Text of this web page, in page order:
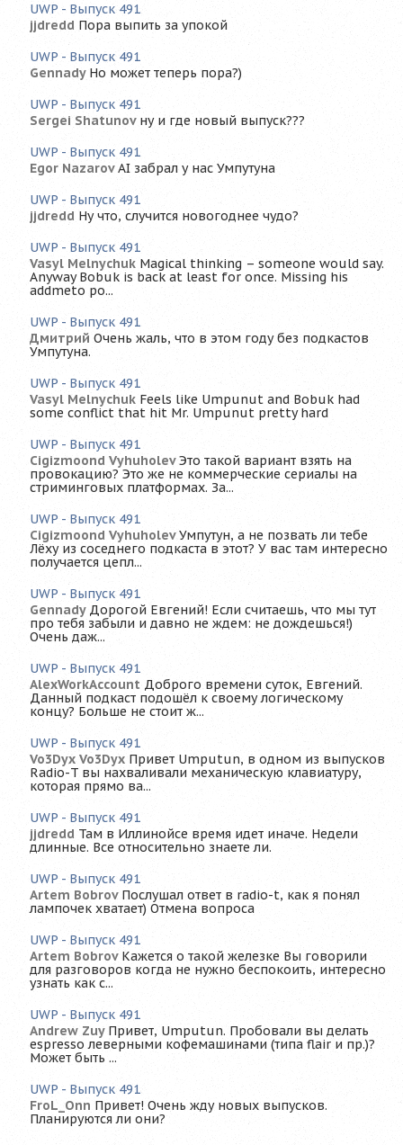
UWP - Выпуск 491
jjdredd Пора выпить за упокой
UWP - Выпуск 491
Gennady Но может теперь пора?)
UWP - Выпуск 491
Sergei Shatunov ну и где новый выпуск???
UWP - Выпуск 491
Egor Nazarov AI забрал у нас Умпутуна
UWP - Выпуск 491
jjdredd Ну что, случится новогоднее чудо?
UWP - Выпуск 491
Vasyl Melnychuk Magical thinking – someone would say.
Anyway Bobuk is back at least for once. Missing his
addmeto po...
UWP - Выпуск 491
Дмитрий Очень жаль, что в этом году без подкастов
Умпутуна.
UWP - Выпуск 491
Vasyl Melnychuk Feels like Umpunut and Bobuk had
some conflict that hit Mr. Umpunut pretty hard
UWP - Выпуск 491
Cigizmoond Vyhuholev Это такой вариант взять на
провокацию? Это же не коммерческие сериалы на
стриминговых платформах. За...
UWP - Выпуск 491
Cigizmoond Vyhuholev Умпутун, а не позвать ли тебе
Лёху из соседнего подкаста в этот? У вас там интересно
получается цепл...
UWP - Выпуск 491
Gennady Дорогой Евгений! Если считаешь, что мы тут
про тебя забыли и давно не ждем: не дождешься!)
Очень даж...
UWP - Выпуск 491
AlexWorkAccount Доброго времени суток, Евгений.
Данный подкаст подошёл к своему логическому
концу? Больше не стоит ж...
UWP - Выпуск 491
Vo3Dyx Vo3Dyx Привет Umputun, в одном из выпусков
Radio-T вы нахваливали механическую клавиатуру,
которая прямо ва...
UWP - Выпуск 491
jjdredd Там в Иллинойсе время идет иначе. Недели
длинные. Все относительно знаете ли.
UWP - Выпуск 491
Artem Bobrov Послушал ответ в radio-t, как я понял
лампочек хватает) Отмена вопроса
UWP - Выпуск 491
Artem Bobrov Кажется о такой железке Вы говорили
для разговоров когда не нужно беспокоить, интересно
узнать как с...
UWP - Выпуск 491
Andrew Zuy Привет, Umputun. Пробовали вы делать
espresso леверными кофемашинами (типа flair и пр.)?
Может быть ...
UWP - Выпуск 491
FroL_Onn Привет! Очень жду новых выпусков.
Планируются ли они?